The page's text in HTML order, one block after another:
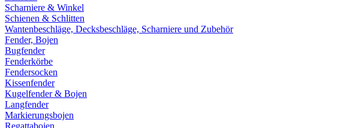
Scharniere & Winkel
Schienen & Schlitten
Wantenbeschläge, Decksbeschläge, Scharniere und Zubehör
Fender, Bojen
Bugfender
Fenderkörbe
Fendersocken
Kissenfender
Kugelfender & Bojen
Langfender
Markierungsbojen
Regattabojen